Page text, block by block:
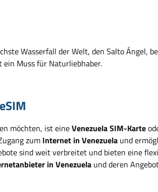
Wasserfall der Welt, den Salto Ángel,
Muss für Naturliebhaber.
möchten, ist eineVenezuela SIM-Karte
zum Internet in Venezuela und
sind weit verbreitet und bieten eine
in Venezuela und deren